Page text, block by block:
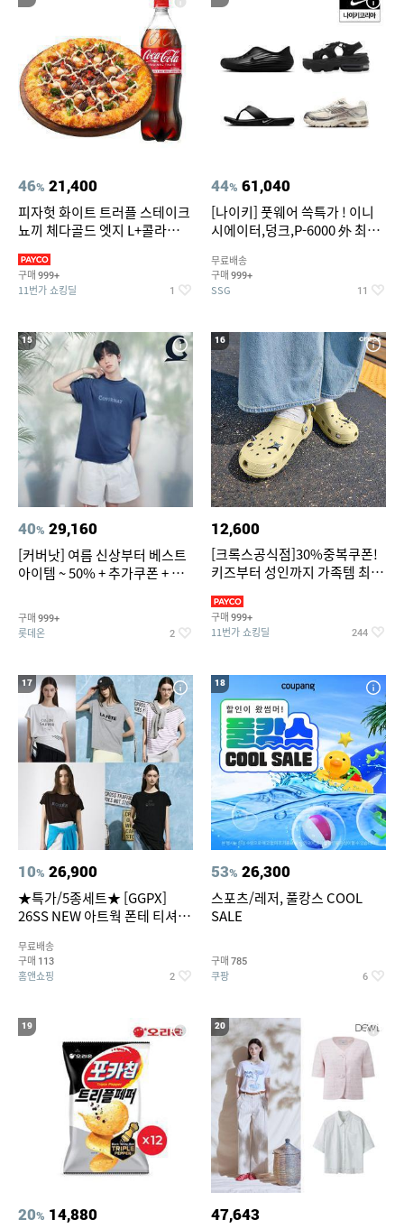
46% 21,400
피자헛 화이트 트러플 스테이크
뇨끼 체다골드 엣지 L+콜라
구매 999+
11번가 쇼킹딜 1
44% 61,040
[나이키] 풋웨어 쓱특가 ! 이니
시에이터,덩크,P-6000 外 최대
무료배송
구매 999+
SSG 11
15
40% 29,160
[커버낫] 여름 신상부터 베스트
아이템 ~ 50% + 추가쿠폰 + 카
구매 999+
롯데온 2
16
12,600
[크록스공식점]30%중복쿠폰!
키즈부터 성인까지 가족템 최대
구매 999+
11번가 쇼킹딜 244
17
10% 26,900
★특가/5종세트★ [GGPX]
26SS NEW 아트웍 폰테 티셔츠
무료배송
구매 113
홈앤쇼핑 2
18
53% 26,300
스포츠/레저, 풀캉스 COOL
SALE
구매 785
쿠팡 6
19
20% 14,880
20
47,643